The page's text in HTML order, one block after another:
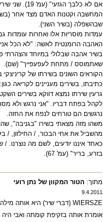
אם לא כלבך
המחשבה וקטנות האדם מצד אחר
שבהשפלה (בשיר השני).
עמדות מוסריות אלו ואחרות
בשיר אהבה שבלולי במיוחד והצהרתי
שאתמוסס / מתחת לעפעפייך" (שם).
הקוראים השונים בשירתו של
גרעין שירתו נמצא דווקא בשירים
לקהל בפתח דבריו. "אני נרגש ולא
נרגשים הם טורחים לנפח את החזה.
משהו מזה מצאתי בשירו "בגניבה",
מהשביל את אחי הבכור, / החילזון, /
כאחד איננו יודעים, לשם מה
בזרע, בריר" (עמ' 67).
מתוך: הטור המקוון של נתן רועי
9.4.2011
WIERSZE (דברי שיר) היא אותה
אומרת אותה בזקיפת קומתה ואבי היה